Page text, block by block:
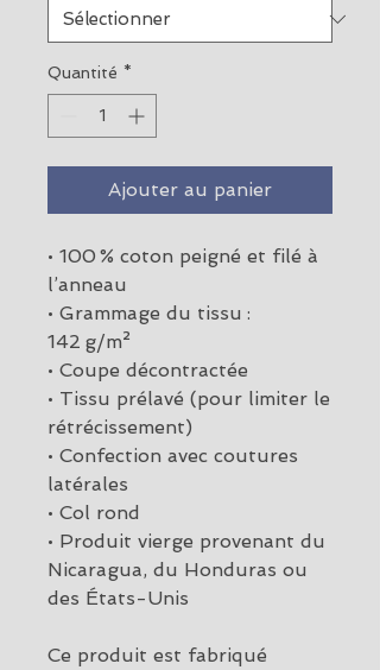
Quantité *
Ajouter au panier
• 100 % coton peigné et filé à
l’anneau
• Grammage du tissu :
142 g/m²
• Coupe décontractée
• Tissu prélavé (pour limiter le
rétrécissement)
• Confection avec coutures
latérales
• Col rond
• Produit vierge provenant du
Nicaragua, du Honduras ou
des États-Unis
Ce produit est fabriqué